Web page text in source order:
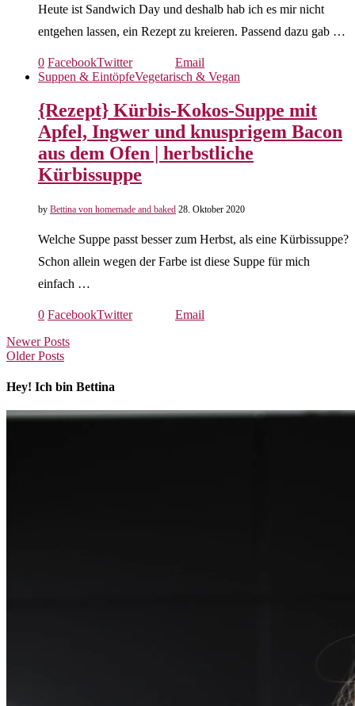
Heute ist Sandwich Day und deshalb hab ich es mir nicht
entgehen lassen, ein Rezept zu kreieren. Passend dazu gab …
0 FacebookTwitter
Email
Suppen & EintöpfeVegetarisch & Vegan
{Rezept} Kürbis-Kokos-Suppe mit
Apfel, Ingwer und knusprigem Bacon
aus dem Ofen | herbstliche
Kürbissuppe
by Bettina von homemade and baked 28. Oktober 2020
Welche Suppe passt besser zum Herbst, als eine Kürbissuppe?
Schon allein wegen der Farbe ist diese Suppe für mich
einfach …
0 FacebookTwitter
Email
Newer Posts
Older Posts
Hey! Ich bin Bettina